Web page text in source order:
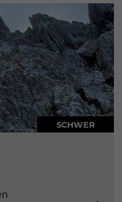
SCHWER